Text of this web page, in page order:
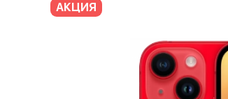
АКЦИЯ